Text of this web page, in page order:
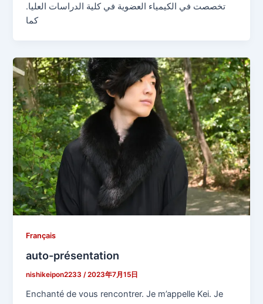
تخصصت في الكيمياء العضوية في كلية الدراسات العليا.
كما
Français
auto-présentation
nishikeipon2233/2023年7月15日
Enchanté de vous rencontrer. Je m’appelle Kei. Je